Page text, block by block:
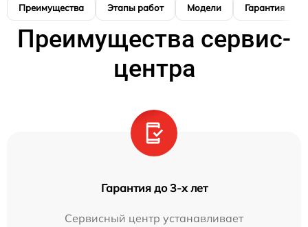
Преимущества Этапы работ Модели Гарантия
Преимущества сервис-
центра
Гарантия до 3-х лет
Сервисный центр устанавливает